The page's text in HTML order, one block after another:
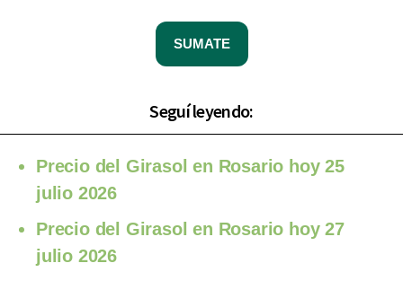
SUMATE
Seguí leyendo:
Precio del Girasol en Rosario hoy 25
julio 2026
Precio del Girasol en Rosario hoy 27
julio 2026